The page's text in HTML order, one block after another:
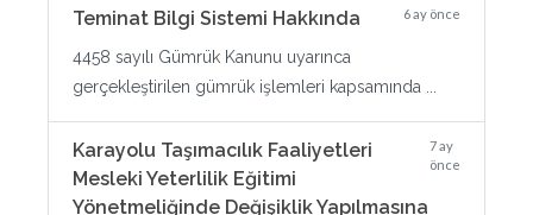
Teminat Bilgi Sistemi Hakkında 6 ay önce
4458 sayılı Gümrük Kanunu uyarınca
gerçekleştirilen gümrük işlemleri kapsamında ...
Karayolu Taşımacılık Faaliyetleri
Mesleki Yeterlilik Eğitimi
Yönetmeliğinde Değişiklik Yapılmasına
7 ay
önce